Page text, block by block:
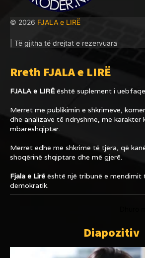
© 2026 FJALA e LIRË
| Të gjitha të drejtat e rezervuara
Rreth FJALA e LIRË
FJALA e LIRËështë suplement i
Merret me publikimin e shkrimeve,
dhe analizave të ndryshme, me karakter
mbarëshqiptar.
Merret edhe me shkrime të tjera, që
shoqërinë shqiptare dhe më gjerë.
Fjala e Lirë është një tribunë e mendimit
demokratik.
Diapozitiv